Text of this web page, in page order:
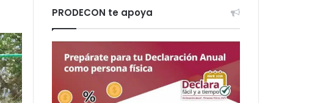
PRODECON te apoya